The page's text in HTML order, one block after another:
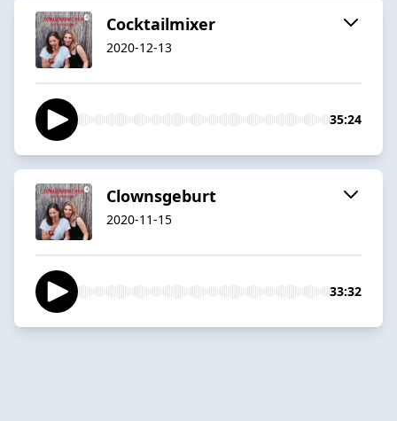
Cocktailmixer
2020-12-13
35:24
Clownsgeburt
2020-11-15
33:32